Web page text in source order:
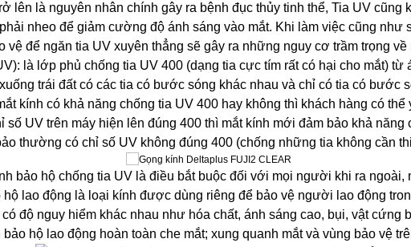
lên là nguyên nhân chính gây ra bệnh đục thủy tinh thể, Tia UV cũng
nheo để giảm cường độ ánh sáng vào mắt. Khi làm việc cũng như
vệ để ngăn tia UV xuyên thẳng sẽ gây ra những nguy cơ trầm trọng về
là lớp phủ chống tia UV 400 (dạng tia cực tím rất có hại cho mắt) từ
trái đất có các tia có bước sóng khác nhau và chỉ có tia có bước
kính có khả năng chống tia UV 400 hay không thì khách hàng có
số UV trên máy hiện lên đúng 400 thì mắt kính mới đảm bảo khả năng
thường có chỉ số UV không đúng 400 (chống những tia không cần
bảo hộ chống tia UV là điều bắt buộc đối với mọi người khi ra ngoài,
hộ lao động là loại kính được dùng riêng để bảo vệ người lao động
độ nguy hiểm khác nhau như hóa chất, ánh sáng cao, bụi, vật
hộ lao động hoàn toàn che mắt; xung quanh mắt và vùng bảo vệ